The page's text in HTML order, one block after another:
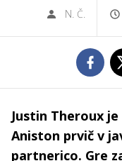
N. Č.
Justin Theroux
Aniston prvič v
partnerico. Gre